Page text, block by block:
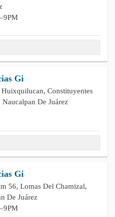
Gi
Huixquilucan, Constituyentes
De Juárez
Gi
56, Lomas Del Chamizal,
De Juárez